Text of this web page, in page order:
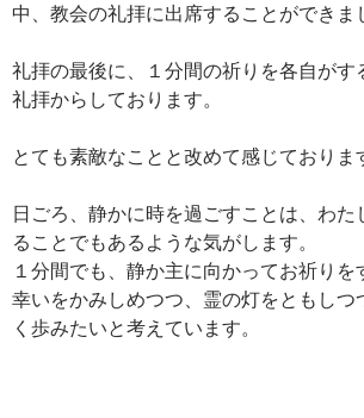
中、教会の礼拝に出席することができま
礼拝の最後に、１分間の祈りを各自がす
礼拝からしております。
とても素敵なことと改めて感じておりま
日ごろ、静かに時を過ごすことは、わた
ることでもあるような気がします。
１分間でも、静か主に向かってお祈りを
幸いをかみしめつつ、霊の灯をともしつ
く歩みたいと考えています。